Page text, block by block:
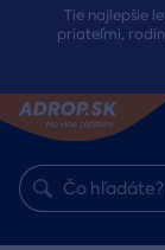
Tie najlepšie
priateľmi,